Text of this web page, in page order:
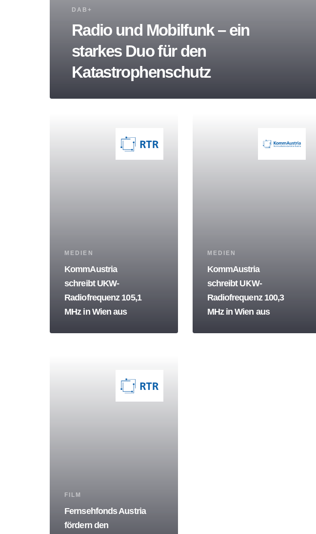
Tags
DAB+
Radio und Mobilfunk – ein
starkes Duo für den
Katastrophenschutz
Tags
MEDIEN
KommAustria
schreibt UKW-
Radiofrequenz 105,1
MHz in Wien aus
Tags
MEDIEN
KommAustria
schreibt UKW-
Radiofrequenz 100,3
MHz in Wien aus
Tags
FILM
Fernsehfonds Austria
fördern den